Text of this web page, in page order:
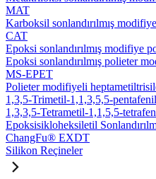
MAT
Karboksil sonlandırılmış
CAT
Epoksi sonlandırılmış modifiye
Epoksi sonlandırılmış polieter
MS-EPET
Polieter modifiyeli
1,3,5-Trimetil-1,1,3,5,5-
1,3,3,5-Tetrametil-1,1,5,5-
Epoksisikloheksiletil
ChangFu® EXDT
Silikon Reçineler